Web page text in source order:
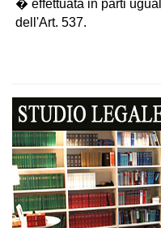
� effettuata in parti
dell'Art. 537.